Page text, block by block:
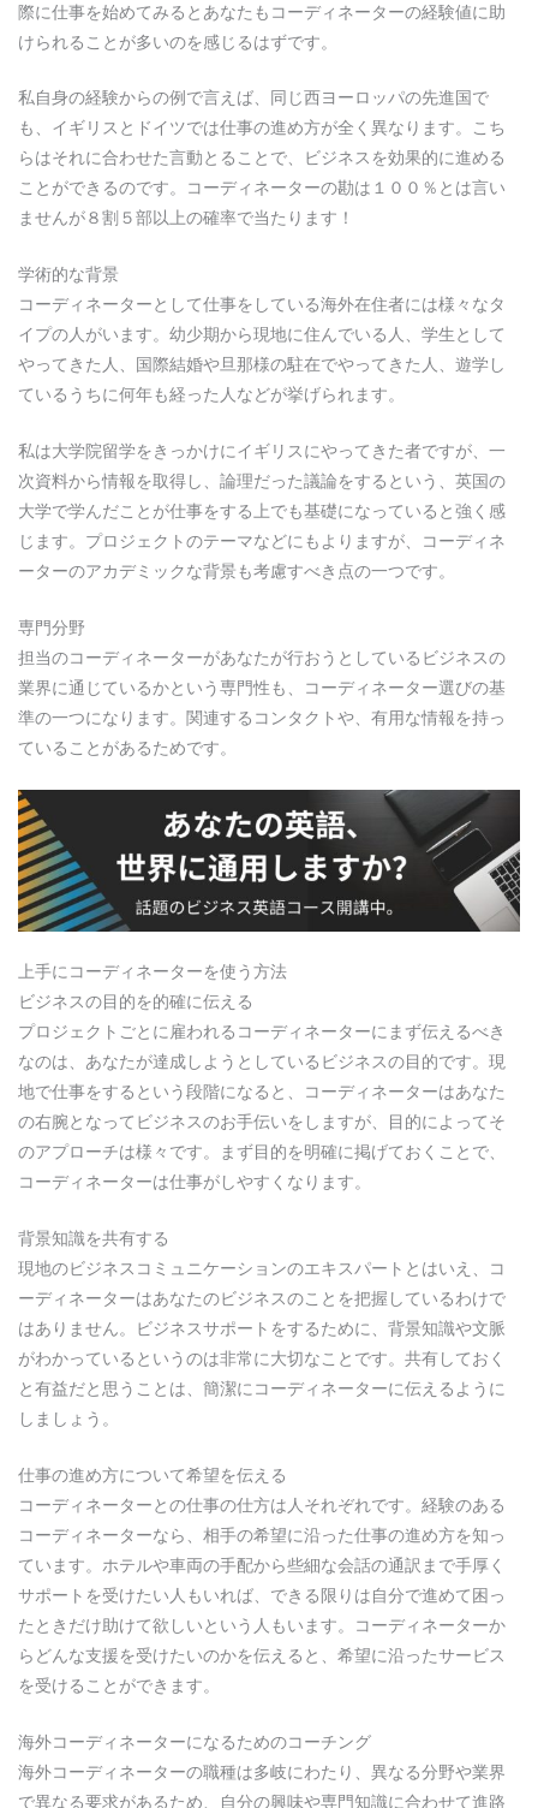
際に仕事を始めてみるとあなたもコーディネーターの経験値に助
けられることが多いのを感じるはずです。
私自身の経験からの例で言えば、同じ西ヨーロッパの先進国で
も、イギリスとドイツでは仕事の進め方が全く異なります。こち
らはそれに合わせた言動とることで、ビジネスを効果的に進める
ことができるのです。コーディネーターの勘は１００％とは言い
ませんが８割５部以上の確率で当たります！
学術的な背景
コーディネーターとして仕事をしている海外在住者には様々なタ
イプの人がいます。幼少期から現地に住んでいる人、学生として
やってきた人、国際結婚や旦那様の駐在でやってきた人、遊学し
ているうちに何年も経った人などが挙げられます。
私は大学院留学をきっかけにイギリスにやってきた者ですが、一
次資料から情報を取得し、論理だった議論をするという、英国の
大学で学んだことが仕事をする上でも基礎になっていると強く感
じます。プロジェクトのテーマなどにもよりますが、コーディネ
ーターのアカデミックな背景も考慮すべき点の一つです。
専門分野
担当のコーディネーターがあなたが行おうとしているビジネスの
業界に通じているかという専門性も、コーディネーター選びの基
準の一つになります。関連するコンタクトや、有用な情報を持っ
ていることがあるためです。
上手にコーディネーターを使う方法
ビジネスの目的を的確に伝える
プロジェクトごとに雇われるコーディネーターにまず伝えるべき
なのは、あなたが達成しようとしているビジネスの目的です。現
地で仕事をするという段階になると、コーディネーターはあなた
の右腕となってビジネスのお手伝いをしますが、目的によってそ
のアプローチは様々です。まず目的を明確に掲げておくことで、
コーディネーターは仕事がしやすくなります。
背景知識を共有する
現地のビジネスコミュニケーションのエキスパートとはいえ、コ
ーディネーターはあなたのビジネスのことを把握しているわけで
はありません。ビジネスサポートをするために、背景知識や文脈
がわかっているというのは非常に大切なことです。共有しておく
と有益だと思うことは、簡潔にコーディネーターに伝えるように
しましょう。
仕事の進め方について希望を伝える
コーディネーターとの仕事の仕方は人それぞれです。経験のある
コーディネーターなら、相手の希望に沿った仕事の進め方を知っ
ています。ホテルや車両の手配から些細な会話の通訳まで手厚く
サポートを受けたい人もいれば、できる限りは自分で進めて困っ
たときだけ助けて欲しいという人もいます。コーディネーターか
らどんな支援を受けたいのかを伝えると、希望に沿ったサービス
を受けることができます。
海外コーディネーターになるためのコーチング
海外コーディネーターの職種は多岐にわたり、異なる分野や業界
で異なる要求があるため、自分の興味や専門知識に合わせて進路